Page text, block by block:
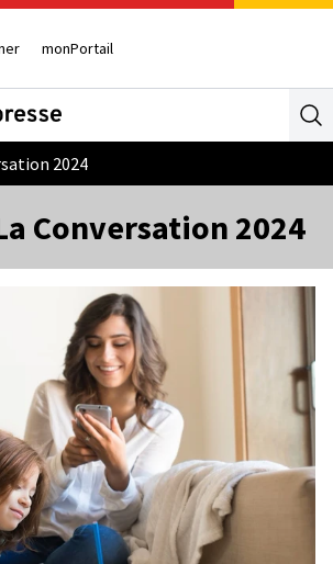
monPortail
2024
Conversation 2024